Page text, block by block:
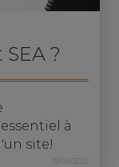
?
à
site!
19/04/2022